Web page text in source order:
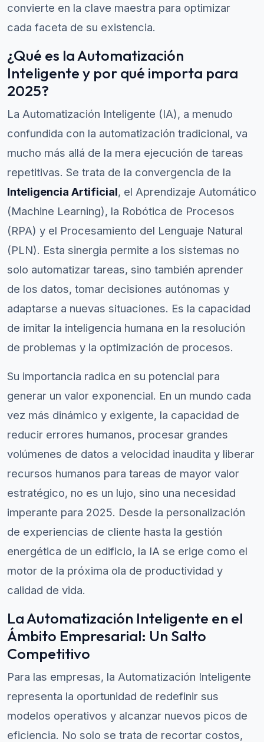
convierte en la clave maestra para optimizar
cada faceta de su existencia.
¿Qué es la Automatización
Inteligente y por qué importa para
2025?
La Automatización Inteligente (IA), a menudo
confundida con la automatización tradicional, va
mucho más allá de la mera ejecución de tareas
repetitivas. Se trata de la convergencia de la
Inteligencia Artificial, el Aprendizaje Automático
(Machine Learning), la Robótica de Procesos
(RPA) y el Procesamiento del Lenguaje Natural
(PLN). Esta sinergia permite a los sistemas no
solo automatizar tareas, sino también aprender
de los datos, tomar decisiones autónomas y
adaptarse a nuevas situaciones. Es la capacidad
de imitar la inteligencia humana en la resolución
de problemas y la optimización de procesos.
Su importancia radica en su potencial para
generar un valor exponencial. En un mundo cada
vez más dinámico y exigente, la capacidad de
reducir errores humanos, procesar grandes
volúmenes de datos a velocidad inaudita y liberar
recursos humanos para tareas de mayor valor
estratégico, no es un lujo, sino una necesidad
imperante para 2025. Desde la personalización
de experiencias de cliente hasta la gestión
energética de un edificio, la IA se erige como el
motor de la próxima ola de productividad y
calidad de vida.
La Automatización Inteligente en el
Ámbito Empresarial: Un Salto
Competitivo
Para las empresas, la Automatización Inteligente
representa la oportunidad de redefinir sus
modelos operativos y alcanzar nuevos picos de
eficiencia. No solo se trata de recortar costos,